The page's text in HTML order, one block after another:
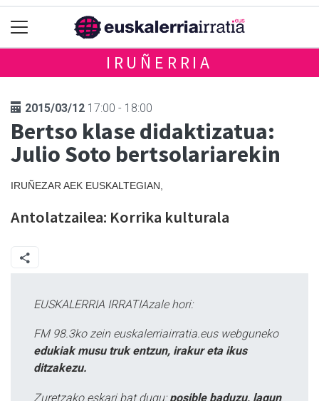
IRUÑERRIA
2015/03/12 17:00 - 18:00
Bertso klase didaktizatua:
Julio Soto bertsolariarekin
IRUÑEZAR AEK EUSKALTEGIAN,
Antolatzailea: Korrika kulturala
EUSKALERRIA IRRATIAzale hori:
FM 98.3ko zein euskalerriairratia.eus webguneko
edukiak musu truk entzun, irakur eta ikus
ditzakezu.
Zuretzako eskari bat dugu: posible baduzu, lagun